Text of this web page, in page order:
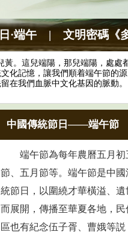
·端午 | 文明密碼《
這兒端陽，那兒端陽，處處
化記憶，讓我們順着端午節的
在我們血脈中文化基因的脈動。
中國傳統節日——端午節
端午節為每年農曆五月初
節、五月節等。端午節是中
統節日，以圍繞才華橫溢、
而展開，傳播至華夏各地，
區也有紀念伍子胥、曹娥等